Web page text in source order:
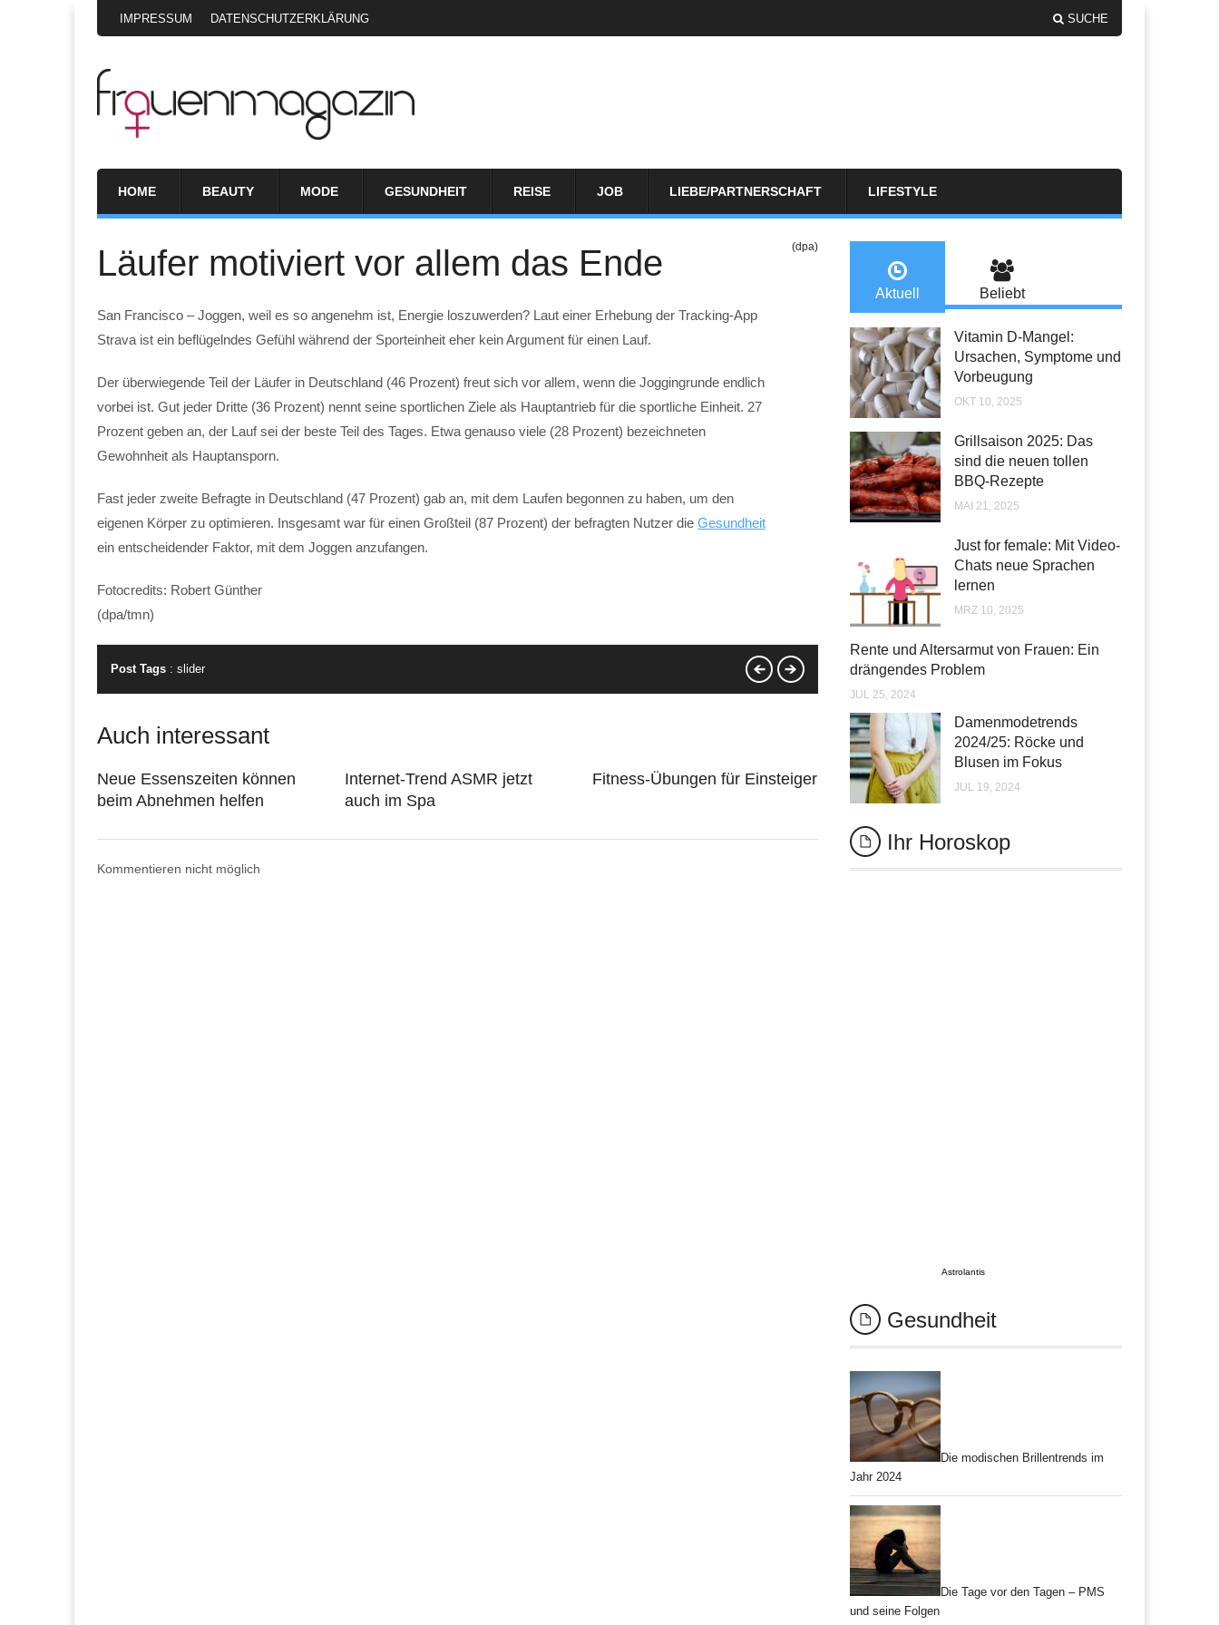
IMPRESSUM DATENSCHUTZERKLÄRUNG SUCHE
HOME BEAUTY MODE GESUNDHEIT REISE JOB LIEBE/PARTNERSCHAFT LIFESTYLE
Läufer motiviert vor allem das Ende (dpa)
San Francisco – Joggen, weil es so angenehm ist, Energie loszuwerden? Laut einer Erhebung der Tracking-App
Strava ist ein beflügelndes Gefühl während der Sporteinheit eher kein Argument für einen Lauf.
Der überwiegende Teil der Läufer in Deutschland (46 Prozent) freut sich vor allem, wenn die Joggingrunde endlich
vorbei ist. Gut jeder Dritte (36 Prozent) nennt seine sportlichen Ziele als Hauptantrieb für die sportliche Einheit. 27
Prozent geben an, der Lauf sei der beste Teil des Tages. Etwa genauso viele (28 Prozent) bezeichneten
Gewohnheit als Hauptansporn.
Fast jeder zweite Befragte in Deutschland (47 Prozent) gab an, mit dem Laufen begonnen zu haben, um den
eigenen Körper zu optimieren. Insgesamt war für einen Großteil (87 Prozent) der befragten Nutzer die Gesundheit
ein entscheidender Faktor, mit dem Joggen anzufangen.
Fotocredits: Robert Günther
(dpa/tmn)
Post Tags : slider
Auch interessant
Neue Essenszeiten können
beim Abnehmen helfen
Internet-Trend ASMR jetzt
auch im Spa
Fitness-Übungen für Einsteiger
Kommentieren nicht möglich
Aktuell Beliebt
Vitamin D-Mangel:
Ursachen, Symptome und
Vorbeugung
OKT 10, 2025
Grillsaison 2025: Das
sind die neuen tollen
BBQ-Rezepte
MAI 21, 2025
Just for female: Mit Video-
Chats neue Sprachen
lernen
MRZ 10, 2025
Rente und Altersarmut von Frauen: Ein
drängendes Problem
JUL 25, 2024
Damenmodetrends
2024/25: Röcke und
Blusen im Fokus
JUL 19, 2024
Ihr Horoskop
Astrolantis
Gesundheit
Die modischen Brillentrends im
Jahr 2024
Die Tage vor den Tagen – PMS
und seine Folgen